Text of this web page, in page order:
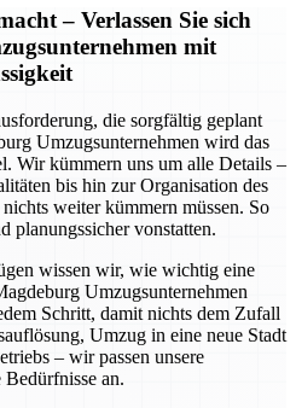
– Verlassen Sie sich
mit
die sorgfältig geplant
Umzugsunternehmen wird das
Wir kümmern uns um alle Details –
bis hin zur Organisation des
weiter kümmern müssen. So
planungssicher vonstatten.
wissen wir, wie wichtig eine
Umzugsunternehmen
Schritt, damit nichts dem Zufall
Umzug in eine neue Stadt
– wir passen unsere
an.